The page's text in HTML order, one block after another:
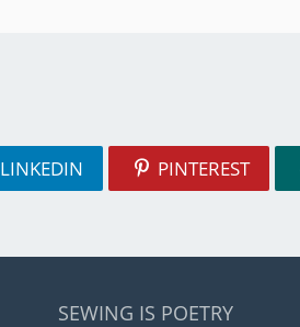
LINKEDIN PINTEREST
SEWING IS POETRY